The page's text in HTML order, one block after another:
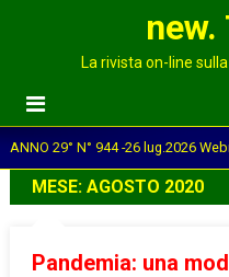
La rivista on-line
ANNO 29° N° 944 -26 lug.2026
MESE: AGOSTO 2020
Pandemia: una